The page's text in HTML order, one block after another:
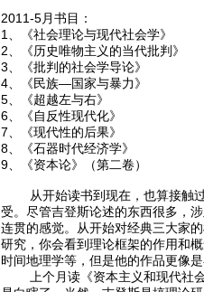
2011-5月书目：
1、《社会理论与现代社会
2、《历史唯物主义的当代
3、《批判的社会学导论
4、《民族—国家与暴力
5、《超越左与右》
6、《自反性现代化》
7、《现代性的后果》
8、《石器时代经济学
9、《资本论》（第二
从开始读书到现在，也算接触过
受。尽管吉登斯论述的东西很多，
连贯的感觉。从开始对经典三大家
研究，你会看到理论框架的作用和
时间地理学等，但是他的作品更像
上个月读《资本主义和现代社会